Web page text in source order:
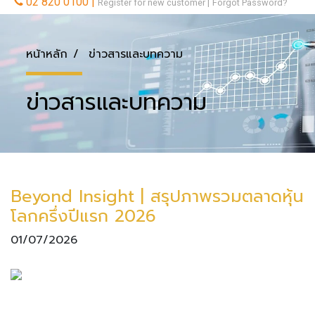
หน้าหลัก ข่าวสารและบทความ
ข่าวสารและบทความ
Beyond Insight | สรุปภาพรวมตลาดหุ้น
โลกครึ่งปีแรก 2026
01/07/2026